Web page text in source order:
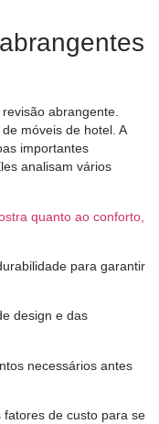
abrangente.
móveis de hotel. A
importantes
analisam vários
quanto ao conforto,
para garantir
design e das
necessários antes
de custo para se